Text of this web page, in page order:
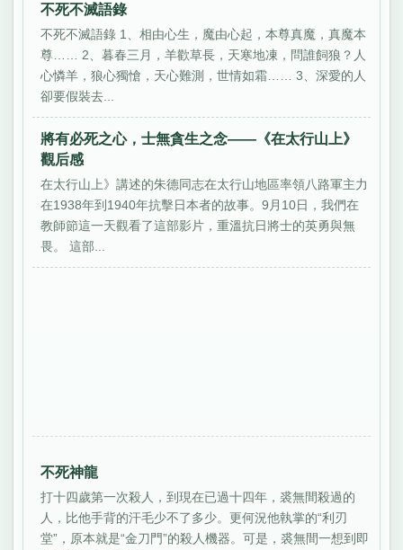
不死不滅語錄
不死不滅語錄 1、相由心生，魔由心起，本尊真魔，真魔本
尊…… 2、暮春三月，羊歡草長，天寒地凍，問誰飼狼？人
心憐羊，狼心獨愴，天心難測，世情如霜…… 3、深愛的人
卻要假裝去...
將有必死之心，士無貪生之念——《在太行山上》
觀后感
在太行山上》講述的朱德同志在太行山地區率領八路軍主力
在1938年到1940年抗擊日本者的故事。9月10日，我們在
教師節這一天觀看了這部影片，重溫抗日將士的英勇與無
畏。 這部...
不死神龍
打十四歲第一次殺人，到現在已過十四年，裘無間殺過的
人，比他手背的汗毛少不了多少。更何況他執掌的“利刃
堂”，原本就是“金刀門”的殺人機器。可是，裘無間一想到即